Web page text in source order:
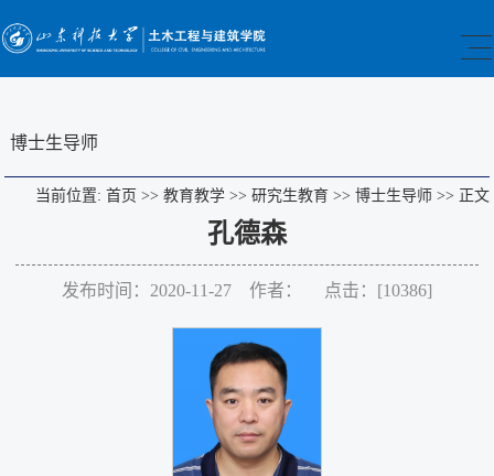
博士生导师
当前位置: 首页 >> 教育教学>> 研究生教育>> 博士生导师 >> 正文
孔德森
发布时间：2020-11-27 作者： 点击：[10386]